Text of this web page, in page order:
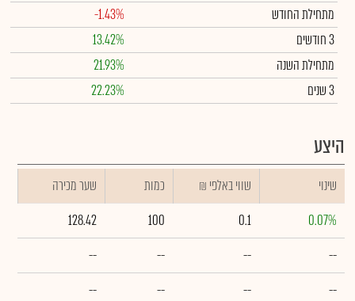
מתחילת החודש
-1.43%
3 חודשים
13.42%
מתחילת השנה
21.93%
3 שנים
22.23%
היצע
שינוי ₪ שווי באלפי כמות
שער מכירה
0.07%
0.1
100
128.42
--
--
--
--
--
--
--
--